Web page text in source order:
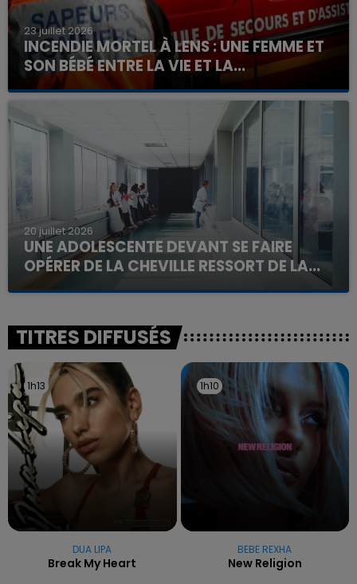
23 juillet 2026
INCENDIE MORTEL À LENS : UNE FEMME ET
SON BÉBÉ ENTRE LA VIE ET LA...
Un homme s'est immolé par le feu après avoir
aspergé sa compagne et leur bébé de trois mois
d'un liquide inflammable.
20 juillet 2026
UNE ADOLESCENTE DEVANT SE FAIRE
OPÉRER DE LA CHEVILLE RESSORT DE LA...
La famille a porté plainte contre la clinique qui a
excuses.
TITRES DIFFUSÉS
1h13
1h13
DUA LIPA
Break My Heart
1h10
1h10
BEBE REXHA
New Religion